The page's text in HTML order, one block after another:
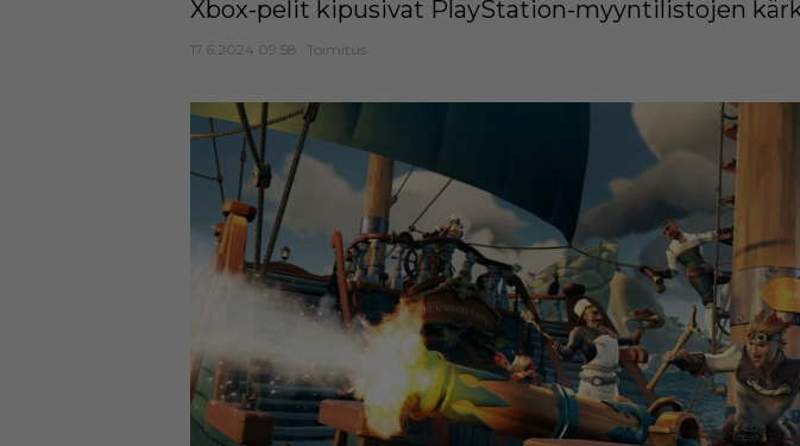
Xbox-pelit kipusivat PlayStation-myyntilistojen
17.6.2024 09:58 Toimitus